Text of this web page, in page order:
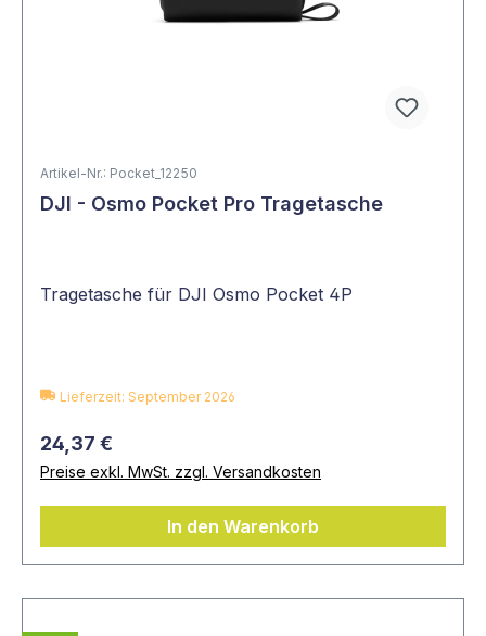
Artikel-Nr.: Pocket_12250
DJI - Osmo Pocket Pro Tragetasche
Tragetasche für DJI Osmo Pocket 4P
Lieferzeit: September 2026
24,37 €
Preise exkl. MwSt. zzgl. Versandkosten
In den Warenkorb